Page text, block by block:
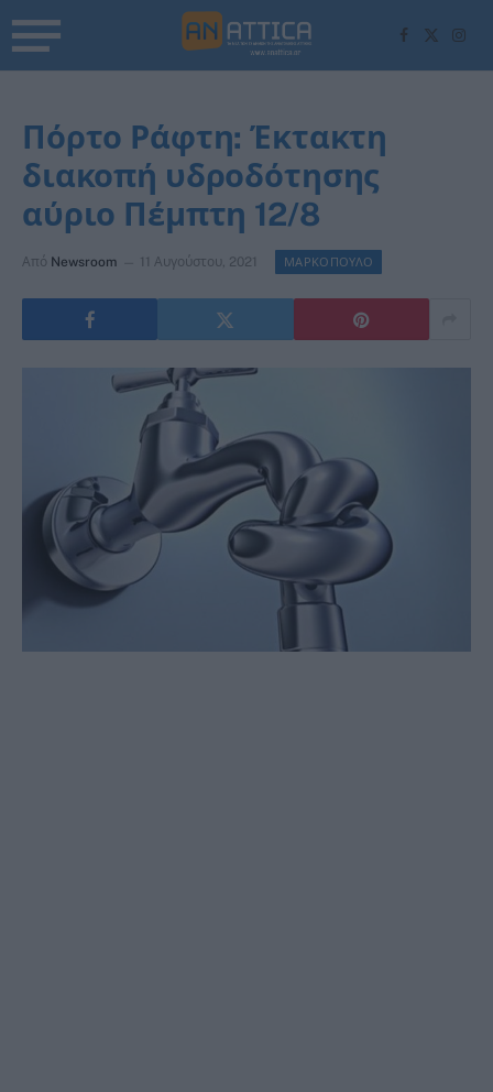
Facebook
X
(Twitter)
Πόρτο Ράφτη: Έκτακτη
διακοπή υδροδότησης
αύριο Πέμπτη 12/8
Από Newsroom 11 Αυγούστου, 2021 ΜΑΡΚΟΠΟΥΛΟ